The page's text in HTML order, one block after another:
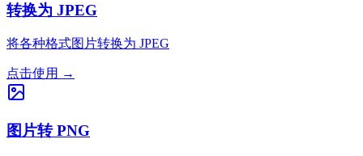
转换为 JPEG
将各种格式图片转换为 JPEG
点击使用 →
图片转 PNG